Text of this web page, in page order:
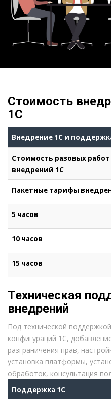
Стоимость
1С
Внедрение 1С и
Стоимость разовых работ
внедрений 1С
Пакетные тарифы
5 часов
10 часов
15 часов
Техническая
внедрений
Под технической
конфигураций 1С,
разграничения прав,
установка платформы,
обработок, консультация
Поддержка 1С